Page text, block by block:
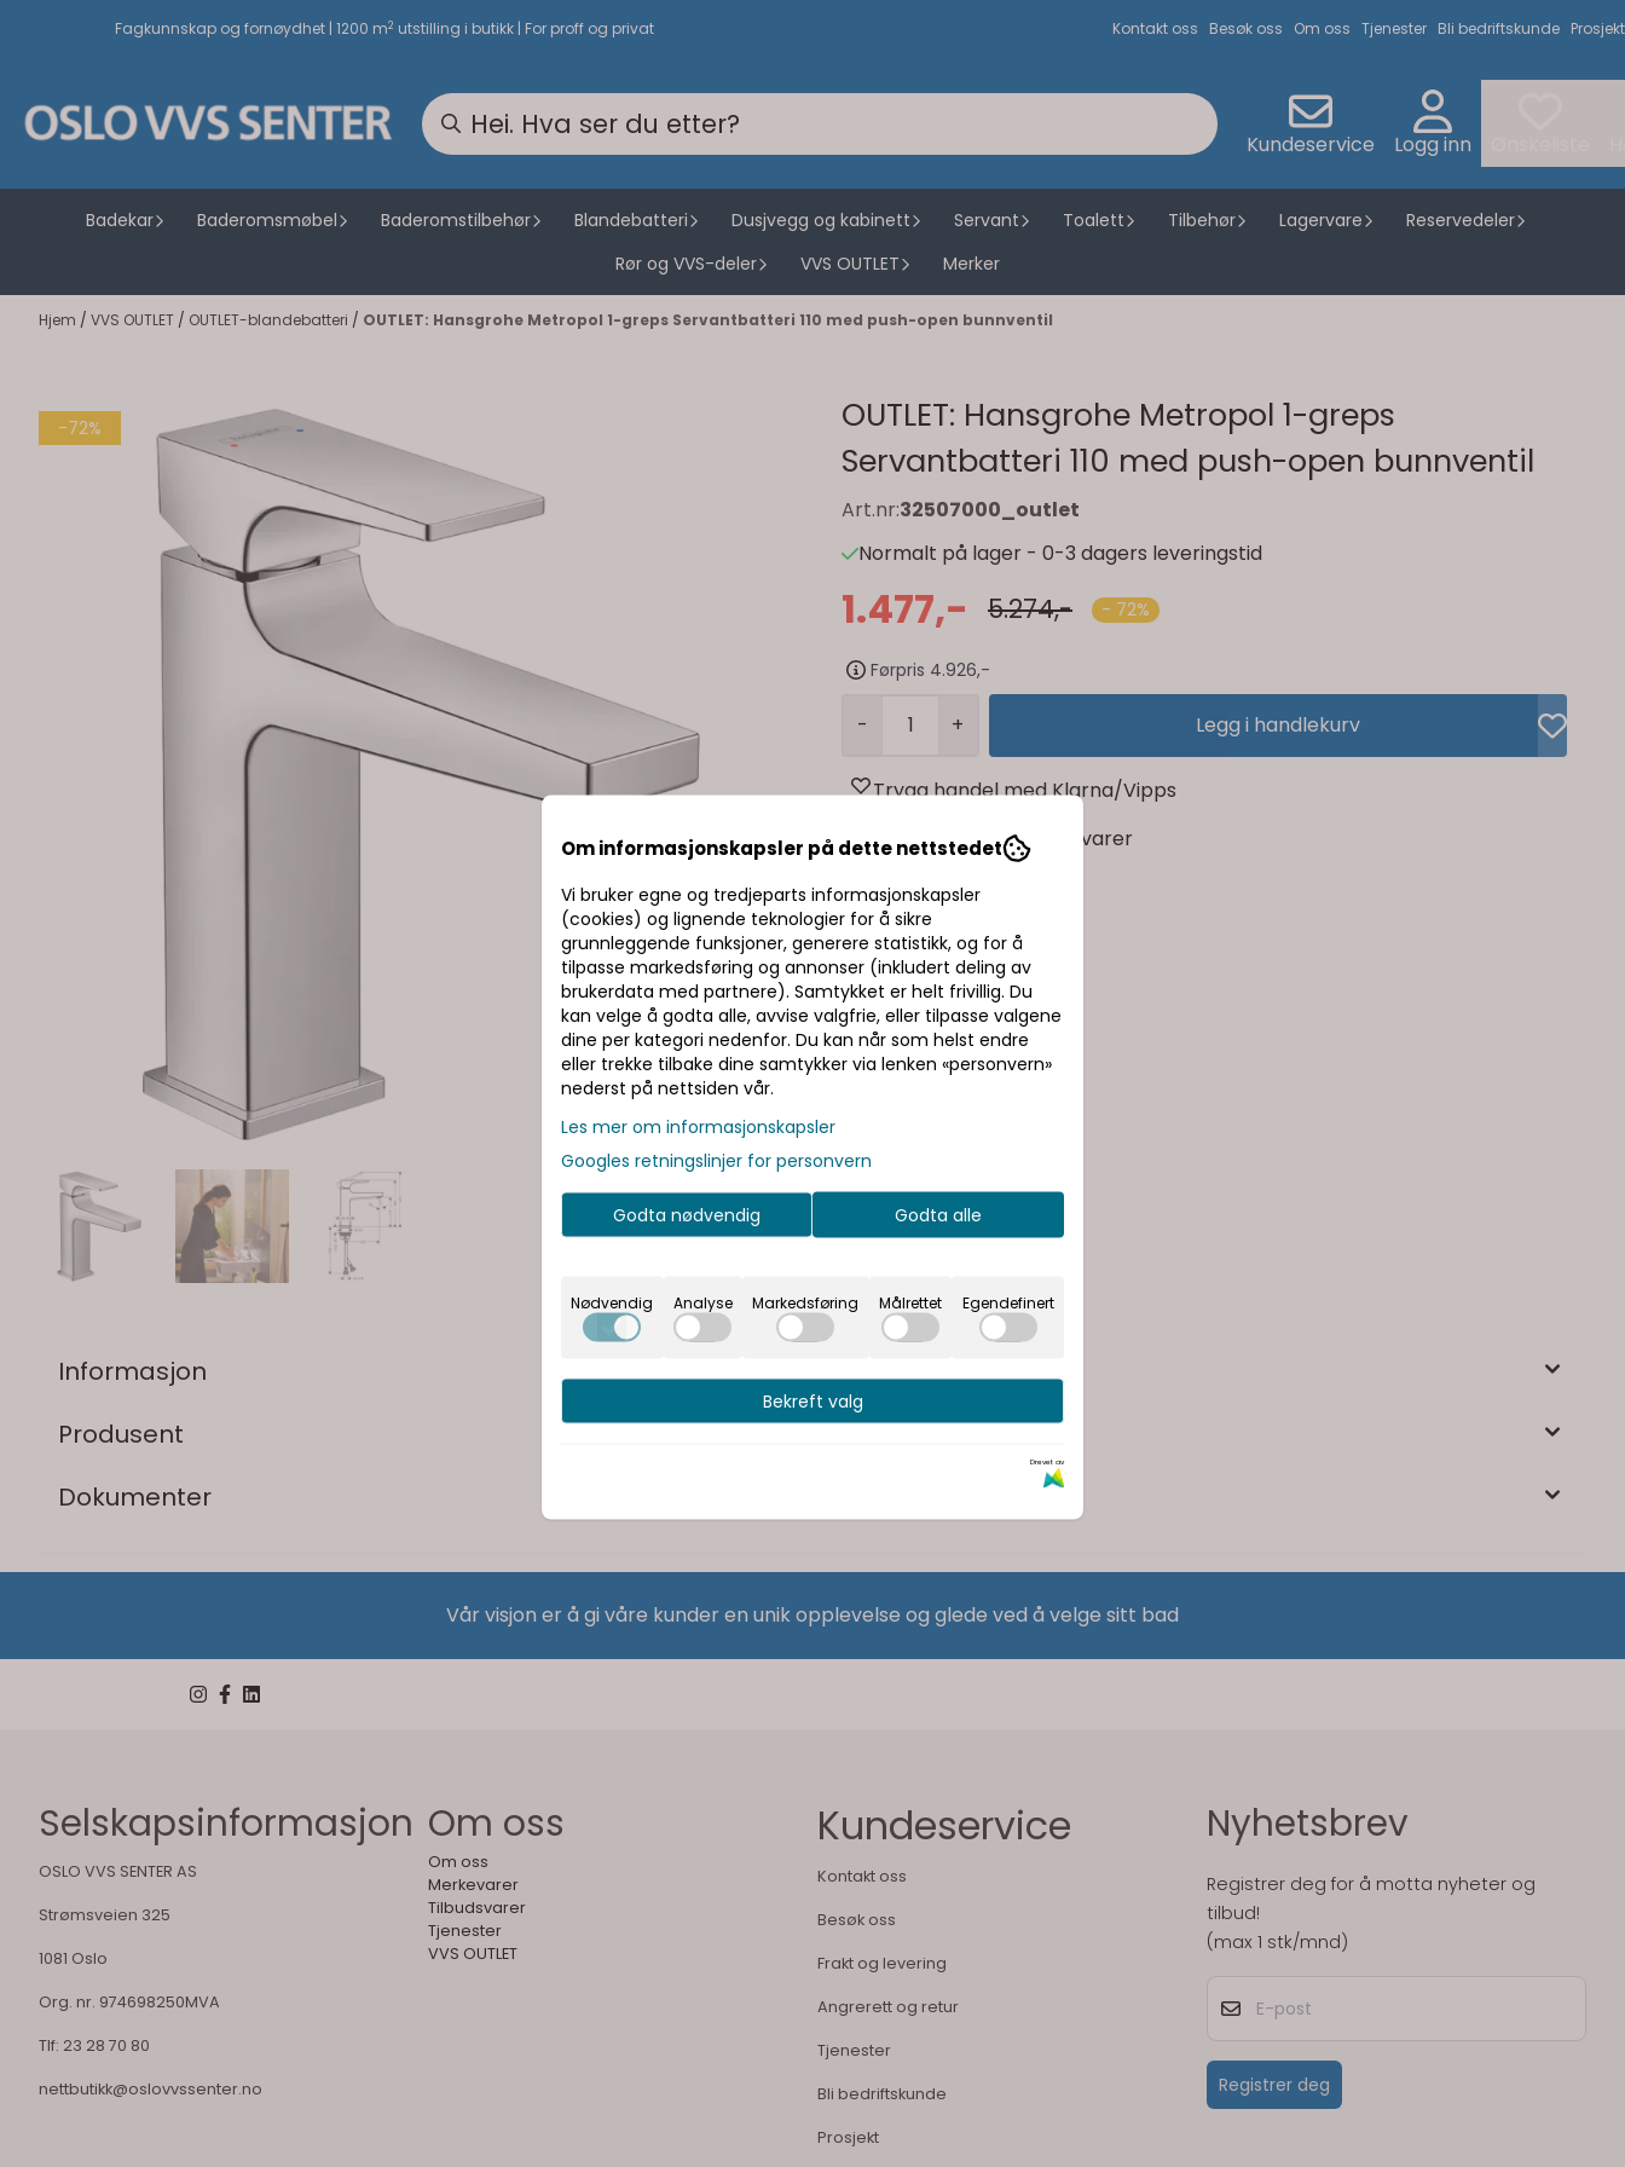
Hopp til innholdFagkunnskap og fornøydhet | 1200 m2 utstilling i butikk | For proff og privat Kontakt oss Besøk oss Om oss Tjenester Bli bedriftskunde Prosjekt
Kundeservice Logg inn
Badekar Baderomsmøbel Baderomstilbehør Blandebatteri Dusjvegg og kabinett Servant Toalett Tilbehør Lagervare
Reservedeler
Rør og VVS-deler
VVS OUTLET Merker
Hjem / VVS OUTLET / OUTLET-blandebatteri / OUTLET: Hansgrohe Metropol 1-greps Servantbatteri 110 med push-open bunnventil
-72%
OUTLET: Hansgrohe Metropol 1-greps
Servantbatteri 110 med push-open bunnventil
Art.nr:32507000_outlet
Normalt på lager - 0-3 dagers leveringstid
1.477,- 5.274,- - 72%
Førpris 4.926,-
- + Legg i handlekurv
Trygg handel med Klarna/Vipps
Rask levering av lagervarer
Halv pris på frakt
Informasjon
Produsent
Dokumenter
Vår visjon er å gi våre kunder en unik opplevelse og glede ved å velge sitt bad
Selskapsinformasjon
OSLO VVS SENTER AS
Strømsveien 325
1081 Oslo
Org. nr. 974698250MVA
Tlf: 23 28 70 80
nettbutikk@oslovvssenter.no
Om oss
Om oss
Merkevarer
Tilbudsvarer
Tjenester
VVS OUTLET
Kundeservice
Kontakt oss
Besøk oss
Frakt og levering
Angrerett og retur
Tjenester
Bli bedriftskunde
Prosjekt
Nyhetsbrev
Registrer deg for å motta nyheter og
tilbud!
(max 1 stk/mnd)
Registrer deg
Om informasjonskapsler på dette nettstedet
Vi bruker egne og tredjeparts informasjonskapsler
(cookies) og lignende teknologier for å sikre
grunnleggende funksjoner, generere statistikk, og for å
tilpasse markedsføring og annonser (inkludert deling av
brukerdata med partnere). Samtykket er helt frivillig. Du
kan velge å godta alle, avvise valgfrie, eller tilpasse valgene
dine per kategori nedenfor. Du kan når som helst endre
eller trekke tilbake dine samtykker via lenken «personvern»
nederst på nettsiden vår.
Les mer om informasjonskapsler
Googles retningslinjer for personvern
Godta nødvendig Godta alle
Nødvendig Analyse Markedsføring Målrettet Egendefinert
Bekreft valg
Drevet av